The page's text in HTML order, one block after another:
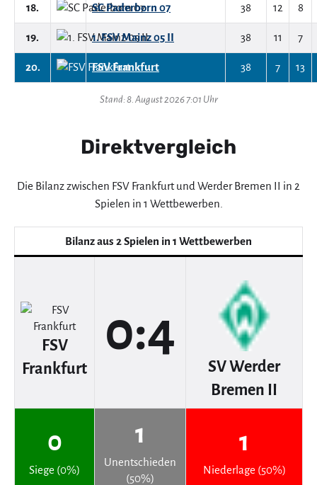
18. SC Paderborn 07 38 12 8
19. 1. FSV Mainz 05 II 38 11 7
20. FSV Frankfurt 38 7 13
Stand: 8. August 2026 7:01 Uhr
Direktvergleich
Die Bilanz zwischen FSV Frankfurt und Werder Bremen II in 2
Spielen in 1 Wettbewerben.
Bilanz aus 2 Spielen in 1 Wettbewerben
FSV
Frankfurt
0:4
SV Werder
Bremen II
0
Siege (0%)
1
Unentschieden
(50%)
1
Niederlage (50%)